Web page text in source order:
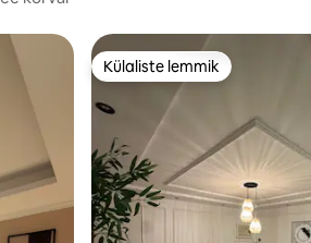
Külaliste lemmik
Külaliste lemmik